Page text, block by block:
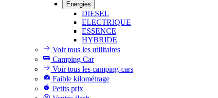
Energies
DIESEL
ELECTRIQUE
ESSENCE
HYBRIDE
Voir tous les utilitaires
Camping Car
Voir tous les camping-cars
Faible kilométrage
Petits prix